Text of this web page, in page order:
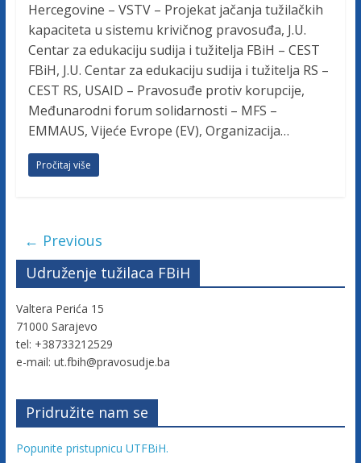
Hercegovine – VSTV – Projekat jačanja tužilačkih
kapaciteta u sistemu krivičnog pravosuđa, J.U.
Centar za edukaciju sudija i tužitelja FBiH – CEST
FBiH, J.U. Centar za edukaciju sudija i tužitelja RS –
CEST RS, USAID – Pravosuđe protiv korupcije,
Međunarodni forum solidarnosti – MFS –
EMMAUS, Vijeće Evrope (EV), Organizacija…
Pročitaj više
← Previous
Udruženje tužilaca FBiH
Valtera Perića 15
71000 Sarajevo
tel: +38733212529
e-mail: ut.fbih@pravosudje.ba
Pridružite nam se
Popunite pristupnicu UTFBiH.